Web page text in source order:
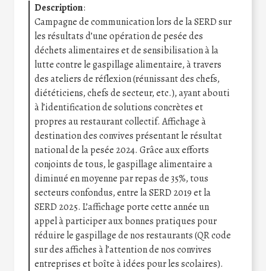
Description:
Campagne de communication lors de la SERD sur
les résultats d’une opération de pesée des
déchets alimentaires et de sensibilisation à la
lutte contre le gaspillage alimentaire, à travers
des ateliers de réflexion (réunissant des chefs,
diététiciens, chefs de secteur, etc.), ayant abouti
à l’identification de solutions concrètes et
propres au restaurant collectif. Affichage à
destination des convives présentant le résultat
national de la pesée 2024. Grâce aux efforts
conjoints de tous, le gaspillage alimentaire a
diminué en moyenne par repas de 35%, tous
secteurs confondus, entre la SERD 2019 et la
SERD 2025. L’affichage porte cette année un
appel à participer aux bonnes pratiques pour
réduire le gaspillage de nos restaurants (QR code
sur des affiches à l’attention de nos convives
entreprises et boîte à idées pour les scolaires).